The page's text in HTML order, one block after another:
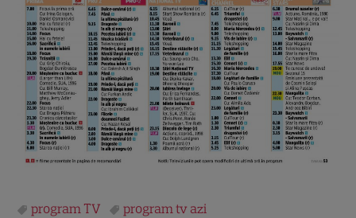
program TV program tv azi